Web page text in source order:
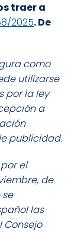
traer a
2025. De
como
utilizarse
por la ley
a
publicidad.
el
de
las
Consejo